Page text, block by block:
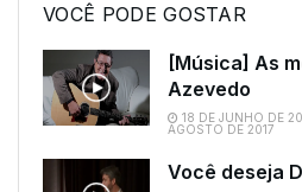
VOCÊ PODE GOSTAR
[Música] As
Azevedo
18 DE JUNHO DE
AGOSTO DE 2017
Você deseja